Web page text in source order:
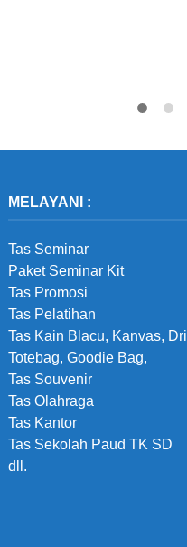
MELAYANI :
Tas Seminar
Paket Seminar Kit
Tas Promosi
Tas Pelatihan
Tas Kain Blacu, Kanvas, Drill
Totebag, Goodie Bag,
Tas Souvenir
Tas Olahraga
Tas Kantor
Tas Sekolah Paud TK SD
dll.